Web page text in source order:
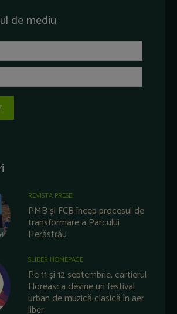
de mediu
REVISTA PRESEI
PMB și FCB încep procesul de
transformare a Parcului
Herăstrău
SLIDER HOMEPAGE
Pe 11 și 12 septembrie, cartierul
Floreasca devine un festival
urban de muzică clasică în aer
liber